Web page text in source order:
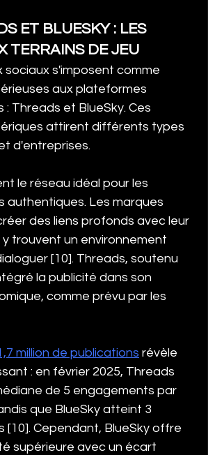
ET BLUESKY : LES
TERRAINS DE JEU
sociaux s'imposent comme
aux plateformes
: Threads et BlueSky. Ces
attirent différents types
d'entreprises.
le réseau idéal pour les
authentiques. Les marques
des liens profonds avec leur
trouvent un environnement
[10]. Threads, soutenu
la publicité dans son
comme prévu par les
million de publications révèle
: en février 2025, Threads
de 5 engagements par
que BlueSky atteint 3
[10]. Cependant, BlueSky offre
supérieure avec un écart